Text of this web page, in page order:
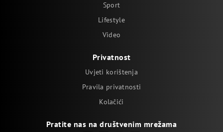
Sport
Lifestyle
Video
Privatnost
Uvjeti korištenja
Pravila privatnosti
Kolačići
Pratite nas na društvenim mrežama